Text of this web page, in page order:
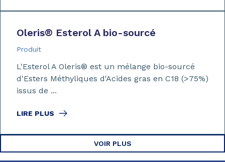
Oleris® Esterol A bio-sourcé
Produit
L'Esterol A Oleris® est un mélange bio-sourcé
d'Esters Méthyliques d'Acides gras en C18 (>75%)
issus de ...
LIRE PLUS
VOIR PLUS